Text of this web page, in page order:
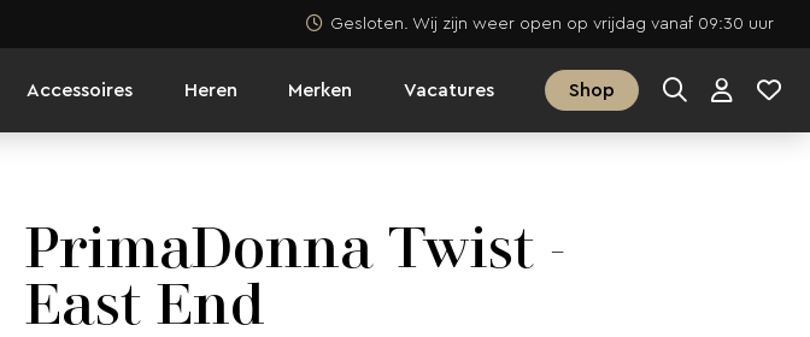
Gesloten. Wij zijn weer open op vrijdag vanaf 09:30 uur
Accessoires Heren Merken Vacatures Shop
PrimaDonna Twist -
East End